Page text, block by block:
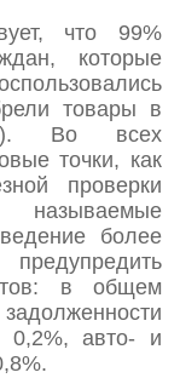
что 99%
которые
товары в
Во всех
точки, как
проверки
называемые
более
в общем
0,2%, авто- и